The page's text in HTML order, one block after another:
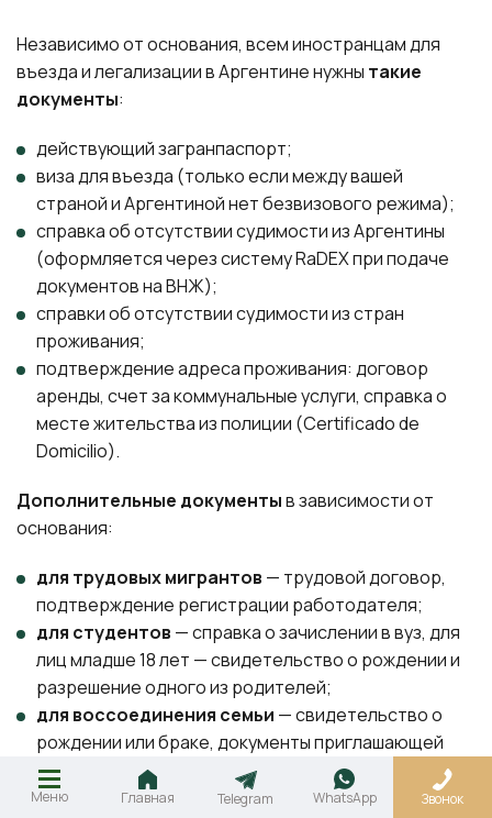
Независимо от основания, всем иностранцам для
въезда и легализации в Аргентине нужны такие
документы:
действующий загранпаспорт;
виза для въезда (только если между вашей
страной и Аргентиной нет безвизового режима);
справка об отсутствии судимости из Аргентины
(оформляется через систему RaDEX при подаче
документов на ВНЖ);
справки об отсутствии судимости из стран
проживания;
подтверждение адреса проживания: договор
аренды, счет за коммунальные услуги, справка о
месте жительства из полиции (Certificado de
Domicilio).
Дополнительные документыв зависимости от
основания:
для трудовых мигрантов — трудовой договор,
подтверждение регистрации работодателя;
для студентов — справка о зачислении в вуз, для
лиц младше 18 лет — свидетельство о рождении и
разрешение одного из родителей;
для воссоединения семьи — свидетельство о
рождении или браке, документы приглашающей
стороны, если переезжает только
несовершеннолетний ребенок — разрешение
Меню Главная Telegram WhatsApp Звонок